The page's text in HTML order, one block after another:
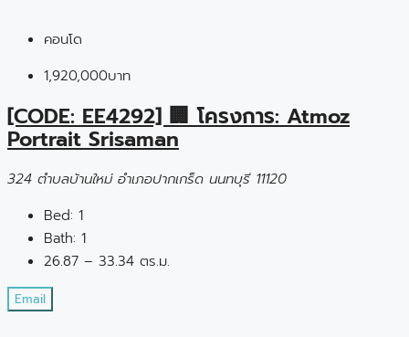
คอนโด
1,920,000บาท
[CODE: EE4292] 🏢 โครงการ: Atmoz
Portrait Srisaman
324 ตำบลบ้านใหม่ อำเภอปากเกร็ด นนทบุรี 11120
Bed: 1
Bath: 1
26.87 – 33.34 ตร.ม.
Email